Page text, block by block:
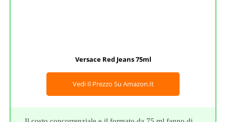
Versace Red Jeans 75ml
Vedi Il Prezzo Su Amazon.it